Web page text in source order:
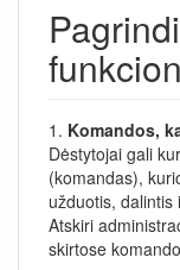
1. Komandos,
Dėstytojai gali
(komandas),
užduotis,
Atskiri
skirtose